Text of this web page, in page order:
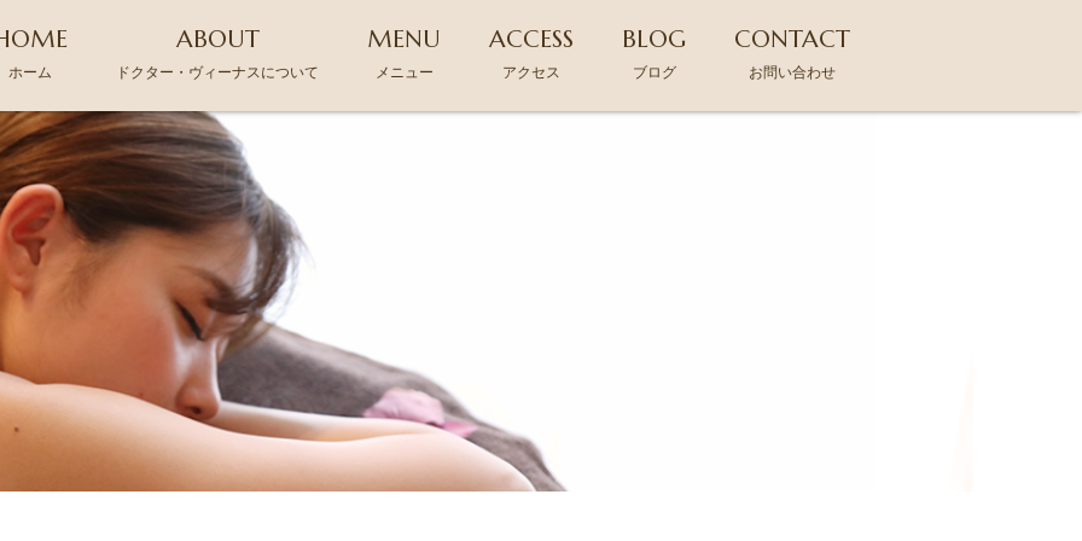
ホーム
ABOUT
ドクター・ヴィーナスについて
MENU
メニュー
ACCESS
アクセス
BLOG
ブログ
CONTACT
お問い合わせ